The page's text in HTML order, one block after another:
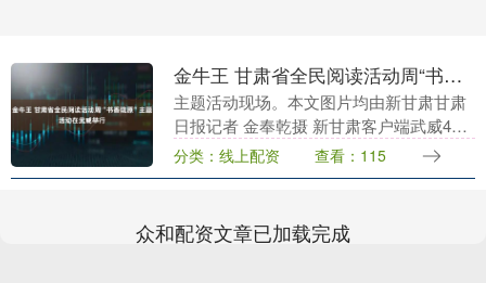
金牛王 甘肃省全民阅读活动周“书香陇原”主题活动在武威举行
主题活动现场。本文图片均由新甘肃甘肃
日报记者 金奉乾摄 新甘肃客户端武威4月
19日讯（新甘肃甘肃日报记者 金奉乾 石
丹丹）今天，由省委宣传部、省文旅厅主
分类：线上配资 查看：115
众和配资文章已加载完成